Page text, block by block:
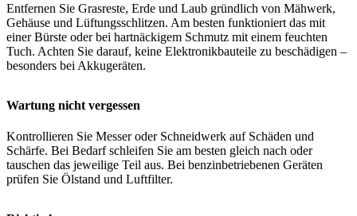
Entfernen Sie Grasreste, Erde und Laub gründlich von Mähwerk,
Gehäuse und Lüftungsschlitzen. Am besten funktioniert das mit
einer Bürste oder bei hartnäckigem Schmutz mit einem feuchten
Tuch. Achten Sie darauf, keine Elektronikbauteile zu beschädigen –
besonders bei Akkugeräten.
Wartung nicht vergessen
Kontrollieren Sie Messer oder Schneidwerk auf Schäden und
Schärfe. Bei Bedarf schleifen Sie am besten gleich nach oder
tauschen das jeweilige Teil aus. Bei benzinbetriebenen Geräten
prüfen Sie Ölstand und Luftfilter.